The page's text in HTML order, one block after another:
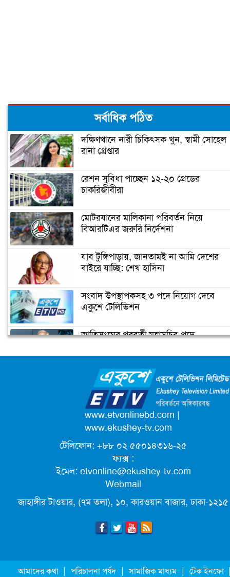
মধ্যবিত্তদের জন্য তৈরি ফ্ল্যাটের দাম আকাশ
ছোঁয়া (ভিডিও)
প্রধানমন্ত্রী আজ উদ্বোধন করবেন গোলাম
অবস্থান (ভিডিও)
উদযাপনে আমন্ত্রণ
ভিডিও দেখুন
জোরেশোরে চলছে এলিভেটেড
নির্মাণ কাজ
প্রধানমন্ত্রীর চাচী শেখ রাজিয়া নাসের আর
সর্বাধিক পঠিত
দক্ষিণখানে নারী চিকিৎসক খুন, স্বামী সোহেল
রানা গ্রেপ্তার
রেশন সুবিধা পাচ্ছেন ১২-২০ গ্রেডের
চাকরিজীবীরা
মোটরযানের মালিকানা পরিবর্তন নিয়ে
বিআরটিএর জরুরি নির্দেশনা
যাব টুঙ্গিপাড়ায়, জানতামই না আমি দেশের
বাইরে যাচ্ছি: শেখ হাসিনা
সংবাদ উপস্থাপকসহ ৩ পদে নিয়োগ দেবে
একুশে টেলিভিশন
জাতিসংঘের পরবর্তী মহাসচিব পদে
ক্যাম্পাস অ্যাম্বাসেডর নিয়োগ দিচ্ছে একুশে
টেলিভিশন
পদোন্নতি পেয়ে সচিব হলেন ২ কর্মকর্তা
লিগ্যাল এইডের মাধ্যমে সন্তান ফিরে পেল
সেই কিশোরী মা জুঁই
জেট ফুয়েলের দাম কমলো লিটারে ১৯ টাকা
মূল্যস্ফীতি কমে জুনে ৯ দশমিক ১৬ শতাংশ
ছুটিতে গিয়ে না ফিরলে ৩ বছরের নিষেধাজ্ঞা,
www.etvonlinebd.com |
www.ekushey-tv.com
টেলিফোন: +৮৮ ০২ ৫৫০১৪৩১৬-২৫
ফ্যক্স :
ইমেল: etvonline@ekushey-tv.com
Webmail
জাহাঙ্গীর টাওয়ার, (৭ম তলা), ১০, কারওয়ান বাজার, ঢাকা-১২১৫
আমাদের কথা | পরিচালনা পর্ষদ | সামাজিক মাধ্যম | টেক ইনফো